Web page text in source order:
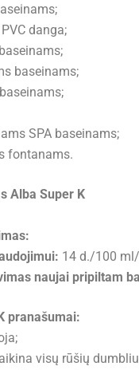
danga;
baseinams;
SPA baseinams;
fontanams.
Alba Super K
14 d./100
naujai pripiltam
pranašumai:
visų rūšių